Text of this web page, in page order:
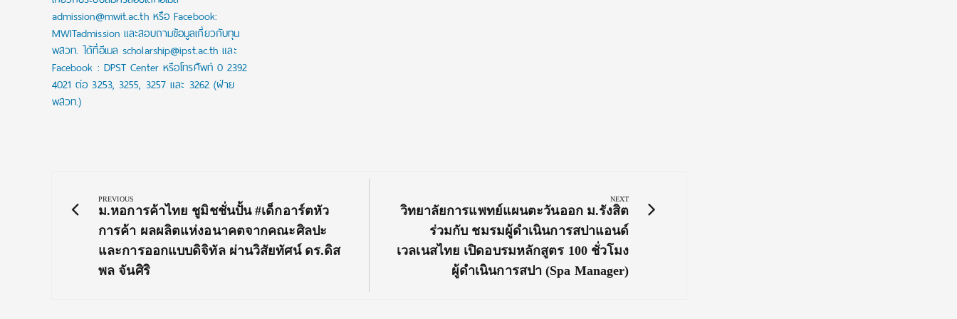
admission@mwit.ac.th หรือ Facebook:
MWITadmission และสอบถามข้อมูลเกี่ยวกับทุน
พสวท. ได้ที่อีเมล scholarship@ipst.ac.th และ
Facebook : DPST Center หรือโทรศัพท์ 0 2392
4021 ต่อ 3253, 3255, 3257 และ 3262 (ฝ่าย
พสวท.)
navigation
PREVIOUS
Previous
Post:
ม.หอการค้าไทย ชูมิชชั่นปั้น #เด็กอาร์ตหัว
การค้า ผลผลิตแห่งอนาคตจากคณะศิลปะ
และการออกแบบดิจิทัล ผ่านวิสัยทัศน์ ดร.ดิส
พล จันศิริ
NEXT
Next
วิทยาลัยการแพทย์แผนตะวันออก ม.รังสิต
ร่วมกับ ชมรมผู้ดําเนินการสปาแอนด์
เวลเนสไทย เปิดอบรมหลักสูตร 100 ชั่วโมง
ผู้ดําเนินการสปา (Spa Manager)